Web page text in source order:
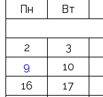
Пн
Вт
2
3
9
10
16
17